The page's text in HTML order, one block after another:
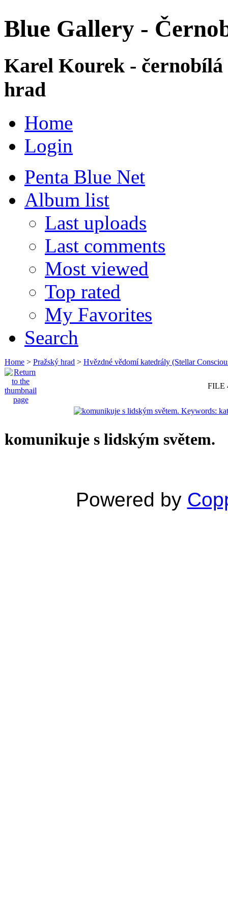
Blue Gallery -
Karel Kourek -
hrad
Home
Login
Penta Blue Net
Album list
Last uploads
Last comments
Most viewed
Top rated
My Favorites
Search
Home > Pražský hrad > Hvězdné vědomí katedrály (Stellar
FILE
komunikuje s lidským světem.
Powered by